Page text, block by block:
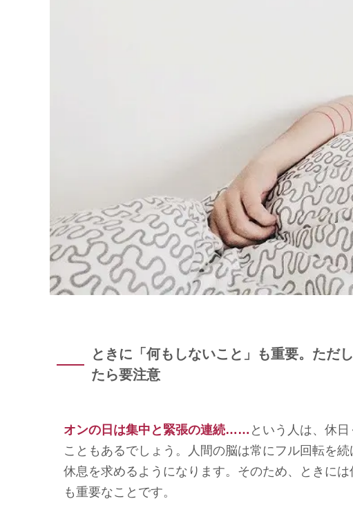
ときに「何もしないこと」も重要。ただ
たら要注意
オンの日は集中と緊張の連続…… という人は、休
こともあるでしょう。人間の脳は常にフル回転を
休息を求めるようになります。そのため、ときに
も重要なことです。